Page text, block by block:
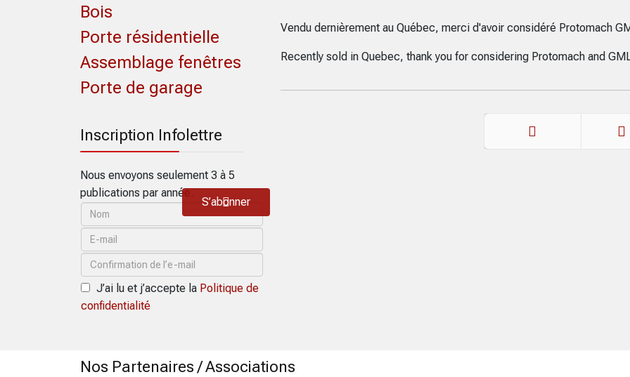
Bois
Porte résidentielle
Assemblage fenêtres
Porte de garage
Inscription Infolettre
Nous envoyons seulement 3 à 5
publications par année.
J’ai lu et j’accepte la Politique de
confidentialité
S’abonner
Vendu dernièrement au Québec, merci d'avoir considéré Protomach
Recently sold in Quebec, thank you for considering Protomach and
Nos Partenaires / Associations